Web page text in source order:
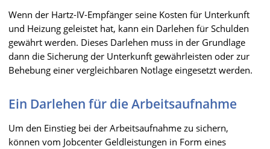
Wenn der Hartz-IV-Empfänger seine Kosten für Unterkunft
und Heizung geleistet hat, kann ein Darlehen für Schulden
gewährt werden. Dieses Darlehen muss in der Grundlage
dann die Sicherung der Unterkunft gewährleisten oder zur
Behebung einer vergleichbaren Notlage eingesetzt werden.
Ein Darlehen für die Arbeitsaufnahme
Um den Einstieg bei der Arbeitsaufnahme zu sichern,
können vom Jobcenter Geldleistungen in Form eines